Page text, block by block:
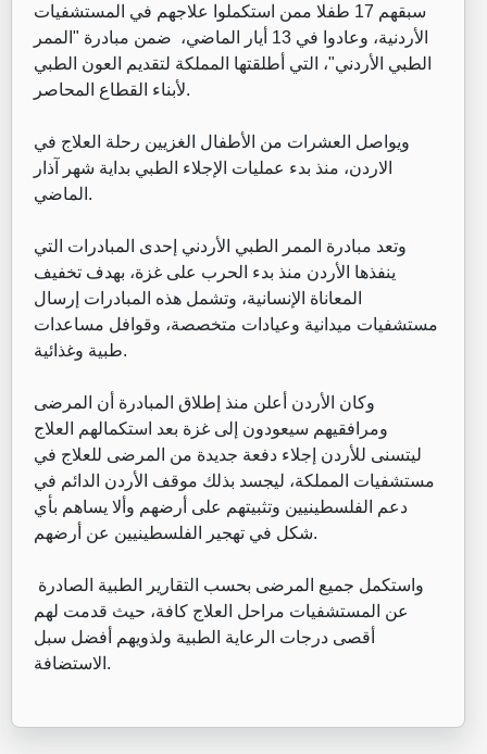
سبقهم 17 طفلا ممن استكملوا علاجهم في المستشفيات
الأردنية، وعادوا في 13 أيار الماضي، ضمن مبادرة "الممر
الطبي الأردني"، التي أطلقتها المملكة لتقديم العون الطبي
لأبناء القطاع المحاصر.
ويواصل العشرات من الأطفال الغزيين رحلة العلاج في
الاردن، منذ بدء عمليات الإجلاء الطبي بداية شهر آذار
الماضي.
وتعد مبادرة الممر الطبي الأردني إحدى المبادرات التي
ينفذها الأردن منذ بدء الحرب على غزة، بهدف تخفيف
المعاناة الإنسانية، وتشمل هذه المبادرات إرسال
مستشفيات ميدانية وعيادات متخصصة، وقوافل مساعدات
طبية وغذائية.
وكان الأردن أعلن منذ إطلاق المبادرة أن المرضى
ومرافقيهم سيعودون إلى غزة بعد استكمالهم العلاج
ليتسنى للأردن إجلاء دفعة جديدة من المرضى للعلاج في
مستشفيات المملكة، ليجسد بذلك موقف الأردن الدائم في
دعم الفلسطينيين وتثبيتهم على أرضهم وألا يساهم بأي
شكل في تهجير الفلسطينيين عن أرضهم.
عن المستشفيات مراحل العلاج كافة، حيث قدمت لهم
أقصى درجات الرعاية الطبية ولذويهم أفضل سبل
الاستضافة.